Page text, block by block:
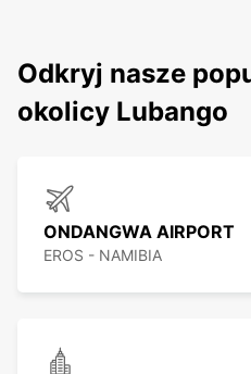
Odkryj nasze
okolicy Lubango
ONDANGWA AIRPORT
EROS - NAMIBIA